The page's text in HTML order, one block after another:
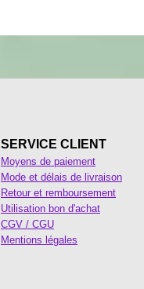
SERVICE CLIENT
Moyens de paiement
Mode et délais de livraison
Retour et remboursement
Utilisation bon d'achat
CGV / CGU
Mentions légales